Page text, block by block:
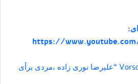
:
https://
Vorschau für YouTube-Video “علیرضا نوری زاده ،مردی برأی